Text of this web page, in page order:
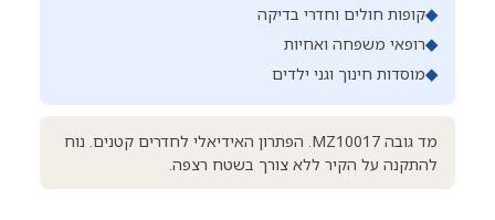
◆קופות חולים וחדרי בדיקה
◆רופאי משפחה ואחיות
◆מוסדות חינוך וגני ילדים
מד גובה MZ10017. הפתרון האידיאלי לחדרים קטנים. נוח
להתקנה על הקיר ללא צורך בשטח רצפה.